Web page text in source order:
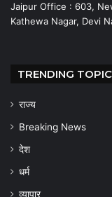
Jaipur Office : 603,
Kathewa Nagar, Devi
TRENDING
राज्य
Breaking News
देश
धर्म
व्यापार